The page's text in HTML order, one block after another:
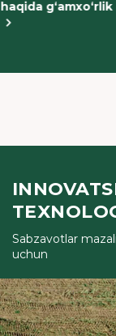
g‘amxo‘rlik
Sabzavotlar
uchun